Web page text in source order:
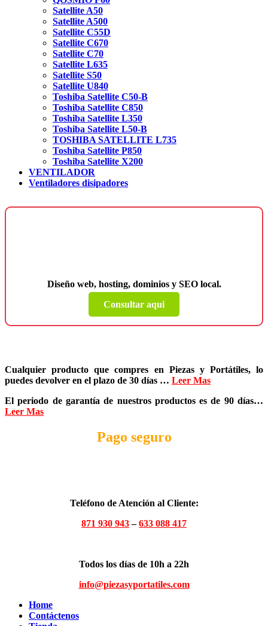
Satellite A50
Satellite A500
Satellite C55D
Satellite C670
Satellite C70
Satellite L635
Satellite S50
Satellite U840
Toshiba Satellite C50-B
Toshiba Satellite C850
Toshiba Satellite L350
Toshiba Satellite L50-B
TOSHIBA SATELLITE L735
Toshiba Satellite P850
Toshiba Satellite X200
VENTILADOR
Ventiladores disipadores
Diseño web, hosting, dominios y SEO local.
Consultar aqui
Cualquier producto que compres en Piezas y Portátiles, lo
puedes devolver en el plazo de 30 días … Leer Mas
El periodo de garantía de nuestros productos es de 90 días…
Leer Mas
Pago seguro
Teléfono de Atención al Cliente:
871 930 943–633 088 417
Todos los días de 10h a 22h
info@piezasyportatiles.com
Home
Contáctenos